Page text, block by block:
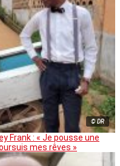
© DR
Frank : « Je pousse une
mes rêves »